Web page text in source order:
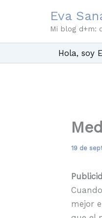
Eva
Mi blog d+m:
Hola, soy
19 de
mejor